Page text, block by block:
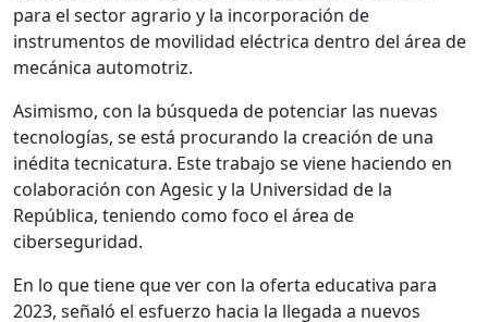
para el sector agrario y la incorporación de
instrumentos de movilidad eléctrica dentro del área de
mecánica automotriz.
Asimismo, con la búsqueda de potenciar las nuevas
tecnologías, se está procurando la creación de una
inédita tecnicatura. Este trabajo se viene haciendo en
colaboración con Agesic y la Universidad de la
República, teniendo como foco el área de
ciberseguridad.
En lo que tiene que ver con la oferta educativa para
2023, señaló el esfuerzo hacia la llegada a nuevos